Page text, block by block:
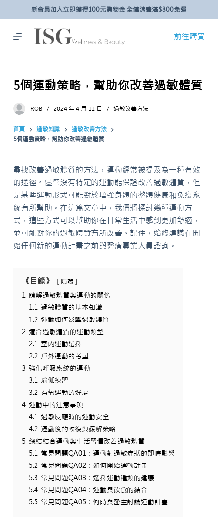
主
新會員加入立即獲得100元購物金 全館消費滿$800免運
前往購買
5個運動策略，幫助你改善過敏體質
ROB 2024 年 4 月 11 日 過敏改善方法
首頁 過敏知識
過敏改善方法
5個運動策略，幫助你改善過敏體質
尋找改善過敏體質的方法，運動經常被提及為一種有效
的途徑。儘管沒有特定的運動能保證改善過敏體質，但
是某些運動形式可能對於增強身體的整體健康和免疫系
統有所幫助。在這篇文章中，我們將探討幾種運動方
式，這些方式可以幫助你在日常生活中感到更加舒適，
並可能對你的過敏體質有所改善。記住，始終建議在開
始任何新的運動計畫之前與醫療專業人員諮詢。
《目錄》 隱藏
1 瞭解過敏體質與運動的關係
1.1 過敏體質的基本知識
1.2 運動如何影響過敏體質
2 適合過敏體質的運動類型
2.1 室內運動選擇
2.2 戶外運動的考量
3 強化呼吸系統的運動
3.1 瑜伽練習
3.2 有氧運動的好處
4 運動中的注意事項
4.1 過敏反應時的運動安全
4.2 運動後的恢復與緩解策略
5 總結結合運動與生活習慣改善過敏體質
5.1 常見問題QA01：運動對過敏症狀的即時影響
5.2 常見問題QA02：如何開始運動計畫
5.3 常見問題QA03：選擇運動種類的建議
5.4 常見問題QA04：運動與飲食的結合
5.5 常見問題QA05：何時與醫生討論運動計畫